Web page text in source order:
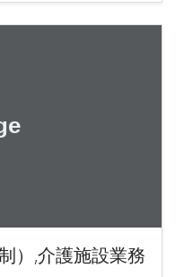
）,介護施設業務